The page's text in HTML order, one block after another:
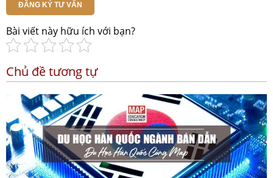
ĐĂNG KÝ TƯ VẤN
Bài viết này hữu ích với bạn?
Chủ đề tương tự